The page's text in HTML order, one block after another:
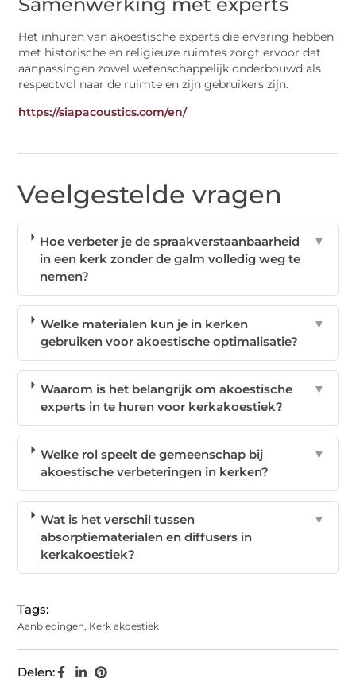
Het inhuren van akoestische experts die ervaring hebben
met historische en religieuze ruimtes zorgt ervoor dat
aanpassingen zowel wetenschappelijk onderbouwd als
respectvol naar de ruimte en zijn gebruikers zijn.
https://siapacoustics.com/en/
Veelgestelde vragen
Hoe verbeter je de spraakverstaanbaarheid
in een kerk zonder de galm volledig weg te
nemen?
▼
Welke materialen kun je in kerken
gebruiken voor akoestische optimalisatie?
▼
Waarom is het belangrijk om akoestische
experts in te huren voor kerkakoestiek?
▼
Welke rol speelt de gemeenschap bij
akoestische verbeteringen in kerken?
▼
Wat is het verschil tussen
absorptiematerialen en diffusers in
kerkakoestiek?
▼
Tags:
Aanbiedingen, Kerk akoestiek
Delen: